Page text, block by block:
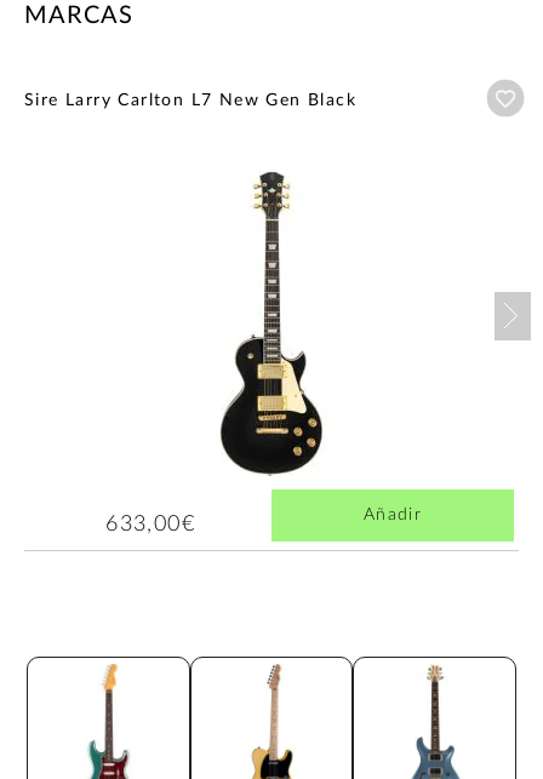
MARCAS
Sire Larry Carlton L7 New Gen Black
633,00€ Añadir